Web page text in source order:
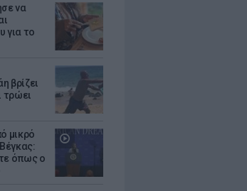
να
για το
βρίζει
τρώει
μικρό
όπως ο